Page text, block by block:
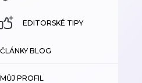
EDITORSKÉ TIPY
ČLÁNKY BLOG
MŮJ PROFIL